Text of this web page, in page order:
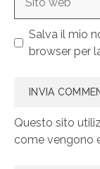
web
Salva il mio
browser per
Questo sito
come vengono